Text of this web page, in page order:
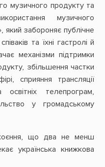
музичного продукту та
музичного
забороняє публічне
та їхні гастролі й
механізми підтримки
збільшення частки
сприяння трансляції
телепрограм,
у громадському
що два не менш
українська книжкова